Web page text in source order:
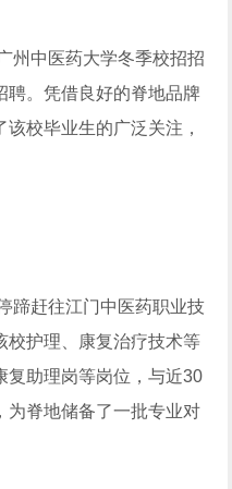
州中医药大学冬季校招招
聘。凭借良好的脊地品牌
校毕业生的广泛关注，
蹄赶往江门中医药职业技
校护理、康复治疗技术等
复助理岗等岗位，与近30
为脊地储备了一批专业对